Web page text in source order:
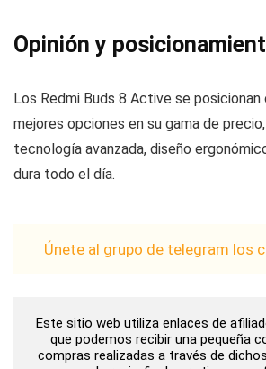
Opinión y
Los Redmi Buds 8 Active se posicionan
mejores opciones en su gama de
tecnología avanzada, diseño
dura todo el día.
Únete al grupo de telegram los
Este sitio web utiliza enlaces de
que podemos recibir una pequeña
compras realizadas a través de